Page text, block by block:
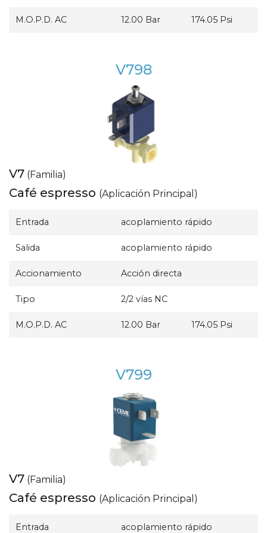
M.O.P.D. AC 12.00 Bar 174.05 Psi
V798
V7 (Familia)
Café espresso (Aplicación Principal)
Entrada acoplamiento rápido
Salida acoplamiento rápido
Accionamiento Acción directa
Tipo 2/2 vías NC
M.O.P.D. AC 12.00 Bar 174.05 Psi
V799
V7 (Familia)
Café espresso (Aplicación Principal)
Entrada acoplamiento rápido